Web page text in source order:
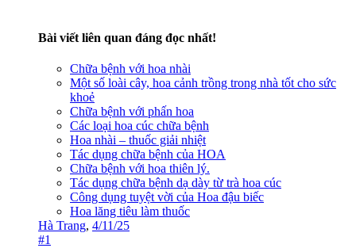
Bài viết liên quan đáng đọc nhất!
Chữa bệnh với hoa nhài
Một số loài cây, hoa cảnh trồng trong nhà tốt cho sức
khoẻ
Chữa bệnh với phấn hoa
Các loại hoa cúc chữa bệnh
Hoa nhài – thuốc giải nhiệt
Tác dụng chữa bệnh của HOA
Chữa bệnh với hoa thiên lý.
Tác dụng chữa bệnh dạ dày từ trà hoa cúc
Công dụng tuyệt vời của Hoa đậu biếc
Hoa lăng tiêu làm thuốc
Hà Trang, 4/11/25
#1